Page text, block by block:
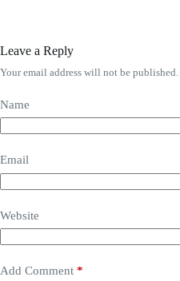
Leave a Reply
Your email address will not be published.
Name
Email
Website
Add Comment *